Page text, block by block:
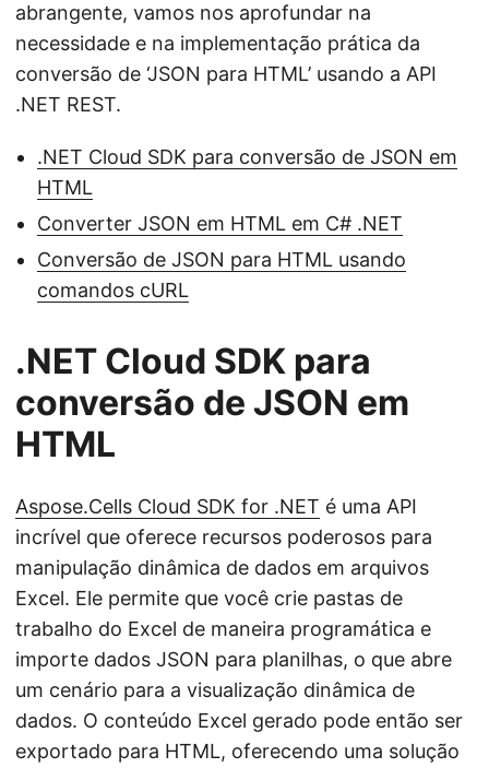
abrangente, vamos nos aprofundar na
necessidade e na implementação prática da
conversão de ‘JSON para HTML’ usando a API
.NET REST.
.NET Cloud SDK para conversão de JSON em
HTML
Converter JSON em HTML em C# .NET
Conversão de JSON para HTML usando
comandos cURL
.NET Cloud SDK para
conversão de JSON em
HTML
Aspose.Cells Cloud SDK for .NET é uma API
incrível que oferece recursos poderosos para
manipulação dinâmica de dados em arquivos
Excel. Ele permite que você crie pastas de
trabalho do Excel de maneira programática e
importe dados JSON para planilhas, o que abre
um cenário para a visualização dinâmica de
dados. O conteúdo Excel gerado pode então ser
exportado para HTML, oferecendo uma solução